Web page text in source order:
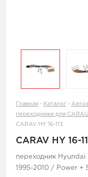
Главная - Каталог -
переходники для
CARAV HY 16-113
CARAV HY 16-
переходник
1995-2010 / Power +